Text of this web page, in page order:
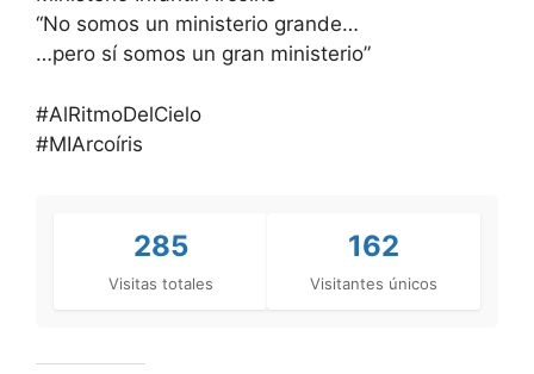
“No somos un ministerio grande…
…pero sí somos un gran ministerio”
#AlRitmoDelCielo
#MIArcoíris
285
Visitas totales
162
Visitantes únicos